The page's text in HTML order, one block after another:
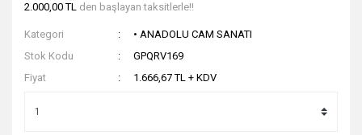
2.000,00 TL den başlayan taksitlerle!!
Kategori
• ANADOLU CAM SANATI
Stok Kodu
GPQRV169
Fiyat
1.666,67 TL + KDV